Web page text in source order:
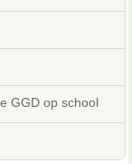
GGD op school